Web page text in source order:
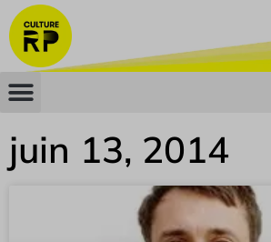
juin 13, 2014